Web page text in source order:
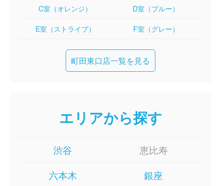
C室（オレンジ） D室（ブルー）
E室（ストライプ） F室（グレー）
町田東口店一覧を見る
エリアから探す
渋谷
恵比寿
六本木
銀座